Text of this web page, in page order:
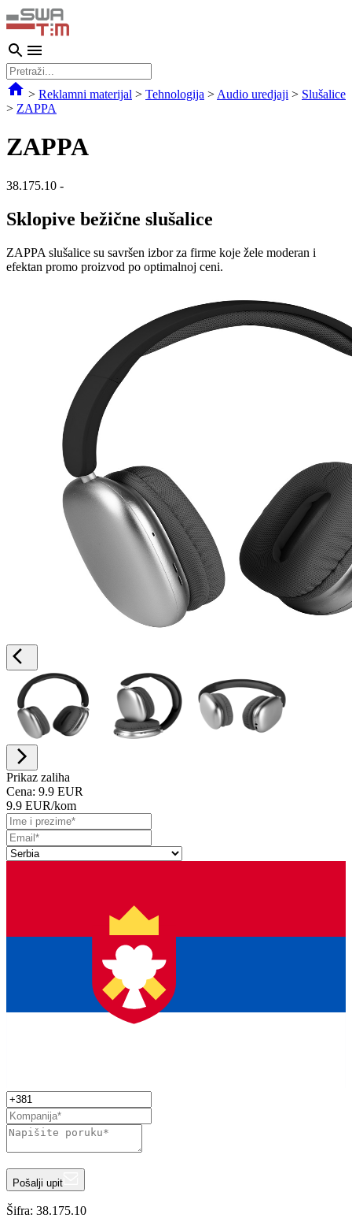
> Reklamni materijal > Tehnologija > Audio uredjaji > Slušalice
> ZAPPA
ZAPPA
38.175.10 -
Sklopive bežične slušalice
ZAPPA slušalice su savršen izbor za firme koje žele moderan i
efektan promo proizvod po optimalnoj ceni.
Prikaz zaliha
Cena: 9.9 EUR
9.9 EUR/kom
Pošalji upit
Šifra: 38.175.10